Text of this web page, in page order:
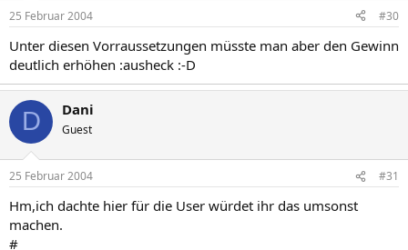
25 Februar 2004 #30
Unter diesen Vorraussetzungen müsste man aber den Gewinn
deutlich erhöhen :ausheck :-D
D Dani
Guest
25 Februar 2004 #31
Hm,ich dachte hier für die User würdet ihr das umsonst
machen.
#